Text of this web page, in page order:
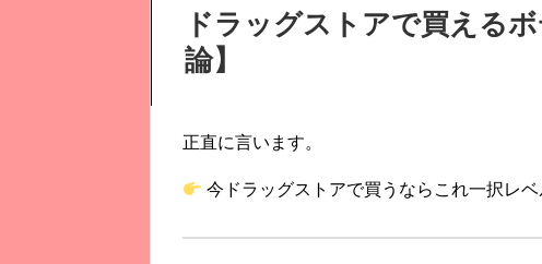
ドラッグストアで買える
論】
正直に言います。
今ドラッグストアで買うならこれ一択レベ